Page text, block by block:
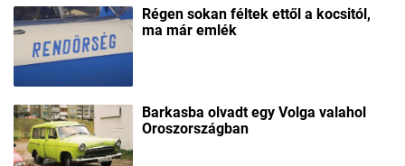
Régen sokan féltek ettől a kocsitól,
ma már emlék
Barkasba olvadt egy Volga valahol
Oroszországban